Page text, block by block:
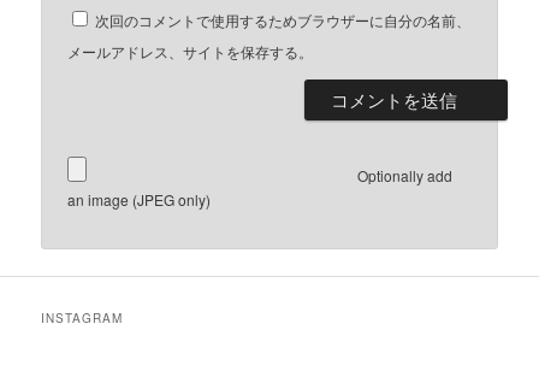
次回のコメントで使用するためブラウザーに自分の名前、
メールアドレス、サイトを保存する。
Optionally add
an image (JPEG only)
INSTAGRAM